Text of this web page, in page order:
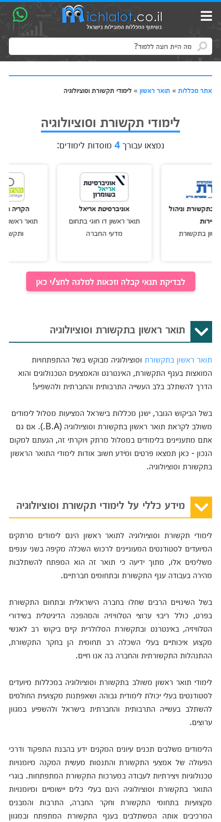
אתר מכללות» תואר ראשון» לימודי תקשורת וסוציולוגיה
לימודי תקשורת וסוציולוגיה
נמצאו עבורך4 מוסדות לימודים:
וניהול
בתקשורת
אוניברסיטת אריאל
תואר ראשון דו חוגי בתחום
מדעי החברה
הקריה
ותקשורת
לבדיקת תנאי קבלה וזכאות למלגה לחצ/י כאן
תואר ראשון בתקשורת וסוציולוגיה
תואר ראשון בתקשורתוסוציולוגיה מבוקש בשל ההתפתחויות
המואצות בענף התקשורת, האינטרנט והאמצעים הטכנולוגים והוא
הדרך להשתלב בלב העשייה התרבותית והחברתית ולהשפיע!
בשל הביקוש הגובר, ישנן מכללות בישראל המציעות מסלול לימודים
משולב לקראת תואר ראשון בתקשורת וסוציולוגיה (B.A.). אם גם
אתם מתעניינים בלימודים במסלול מרתק ויוקרתי זה, הגעתם למקום
הנכון - כאן תמצאו פרטים ומידע חשוב אודות לימודי התואר הראשון
בתקשורת וסוציולוגיה.
מידע כללי על לימודי תקשורת וסוציולוגיה
לימודי תקשורת וסוציולוגיה לתואר ראשון הינם לימודים מרתקים
המיועדים לסטודנטים המעוניינים לרכוש השכלה מקיפה בשני ענפים
משלימים אלו, מתוך ידיעה כי תואר זה הוא המפתח להשתלבות
מהירה בעבודה ענף התקשורת ובתחומים חברתיים.
בשל השינויים הרבים שחלו בחברה הישראלית ובתחום התקשורת
בפרט, כולל ריבוי ערוצי הטלוויזיה והמהפכה הדיגיטלית בשידורי
הטלוויזיה, באינטרנט ובתקשורת הסלולרית קיים ביקוש רב לאנשי
מקצוע איכותיים בעלי השכלה רב תחומית הן בחקר התקשורת,
ההתנהלות התקשורתית והחברה בה אנו חיים.
לימודי תואר ראשון משולב בתקשורת וסוציולוגיה במכללות מיועדים
לסטודנטים בעלי יכולת לימודית גבוהה ושאפתנות מקצועית החולמים
להשתלב בעשייה התרבותית והחברתית בישראל ולהשפיע במגוון
ערוצים.
הלימודים משלבים תכנים עיונים המקנים ידע בהבנת התפקוד ודרכי
הפעולה של אמצעי התקשורת והתנסות מעשית המקנה מיומנויות
טכנולוגיות ויצירתיות לעבודה במערכות התקשורת המתפתחות. בוגרי
התואר בתקשורת וסוציולוגיה הינם בעלי כלים יישומיים ומיומנויות
מקצועיות בתחומי התקשורת וחקר החברה, התרבות והמבנים
המרכיבים אותה המשתלבים בענף התקשורת המתפתח ובמגוון